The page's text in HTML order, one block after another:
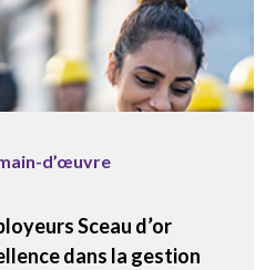
d’œuvre
Sceau d’or
dans la gestion